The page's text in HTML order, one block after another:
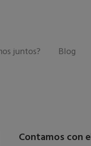
juntos? Blog
Contamos con